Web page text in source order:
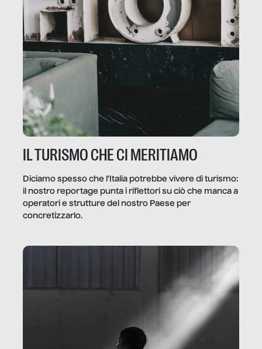
IL TURISMO CHE CI MERITIAMO
Diciamo spesso che l’Italia potrebbe vivere di turismo:
il nostro reportage punta i riflettori su ciò che manca a
operatori e strutture del nostro Paese per
concretizzarlo.